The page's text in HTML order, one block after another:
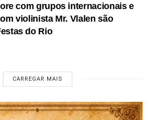
com grupos internacionais e
violinista Mr. Vlalen são
do Rio
CARREGAR MAIS